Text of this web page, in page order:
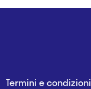
Termini e condizioni